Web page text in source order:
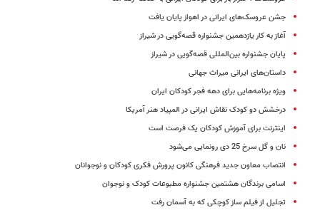
جشن عروسک‌های ایرانی در اهواز پایان یافت
آغاز به کار یازدهمین جشنواره قصه‌گویی در شیراز
پایان جشنواره بین‌المللی قصه‌گویی در شیراز
داستان‌های ایرانی میراث جهانی
ویژه برنامه‌هایی برای دهه فجر کودکان ایران
درخشش دو کودک نقاش ایرانی در المپیاد هنر آمریکا
اینترنت برای آموزش کودکان یک فرصت است
نان و گل سرخ 25 دی رونمایی می‌شود
انتصاب معاون جدید فرهنگی کانون پرورش فکری کودکان و نوجوانان
اسامی برندگان هشتمین جشنواره مطبوعات کودک و نوجوان
تجلیل از فیلم ساز کوچکی که به آسمان رفت